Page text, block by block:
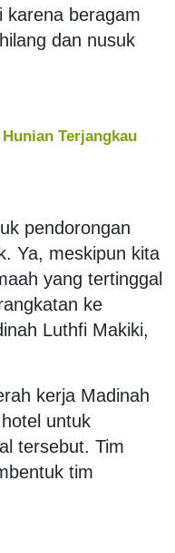
karena beragam
dan nusuk
Terjangkau
pendorongan
Ya, meskipun kita
yang tertinggal
ke
Luthfi Makiki,
kerja Madinah
untuk
tersebut. Tim
tim